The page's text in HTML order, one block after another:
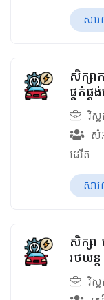
សារ
សិក្សា
ផ្គត់ផ្
វិស្
សំ
ដេវីត
សារ
សិក្សា
រថយន្
វិស្